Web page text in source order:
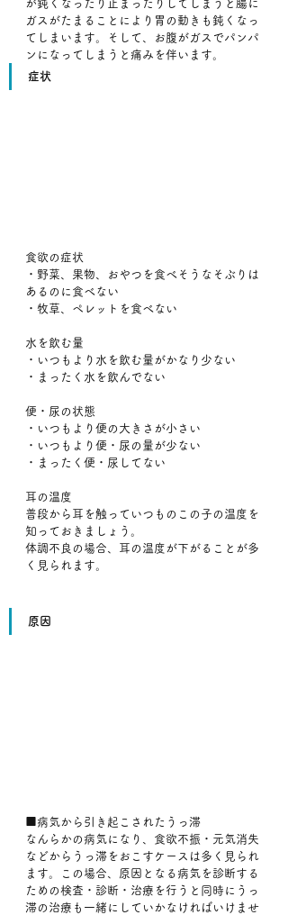
が鈍くなったり止まったりしてしまうと腸に
ガスがたまることにより胃の動きも鈍くなっ
てしまいます。そして、お腹がガスでパンパ
ンになってしまうと痛みを伴います。
症状
食欲の症状
・野菜、果物、おやつを食べそうなそぶりは
あるのに食べない
・牧草、ペレットを食べない
水を飲む量
・いつもより水を飲む量がかなり少ない
・まったく水を飲んでない
便・尿の状態
・いつもより便の大きさが小さい
・いつもより便・尿の量が少ない
・まったく便・尿してない
耳の温度
普段から耳を触っていつものこの子の温度を
知っておきましょう。
体調不良の場合、耳の温度が下がることが多
く見られます。
原因
■病気から引き起こされたうっ滞
なんらかの病気になり、食欲不振・元気消失
などからうっ滞をおこすケースは多く見られ
ます。この場合、原因となる病気を診断する
ための検査・診断・治療を行うと同時にうっ
滞の治療も一緒にしていかなければいけませ